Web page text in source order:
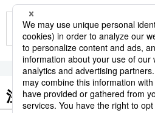
もっと見る
注目のキーワード